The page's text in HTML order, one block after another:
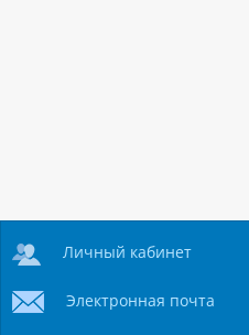
Личный кабинет
Электронная почта